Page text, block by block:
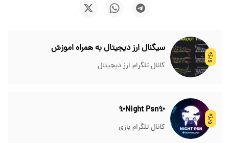
ویژه
سیگنال ارز دیجیتال به همراه اموزش
کانال تلگرام ارز دیجیتال
ویژه
✨Night Psn✨
کانال تلگرام بازی